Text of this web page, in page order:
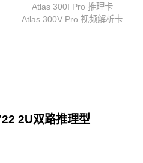
Atlas 300I Pro 推理卡
Atlas 300V Pro 视频解析卡
2U双路推理型